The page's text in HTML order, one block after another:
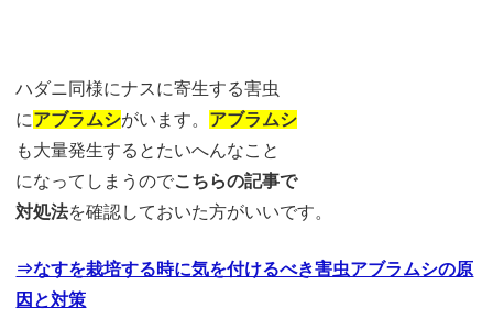
ハダニ同様にナスに寄生する害虫
にアブラムシがいます。 アブラムシ
も大量発生するとたいへんなこと
になってしまうのでこちらの記事で
対処法を確認しておいた方がいいです。
⇒なすを栽培する時に気を付けるべき害虫アブラムシの原
因と対策